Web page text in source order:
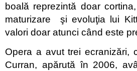
boală reprezintă doar
maturizare şi evoluţia lui
valori doar atunci când este
Opera a avut trei ecranizări,
Curran, apărută în 2006,